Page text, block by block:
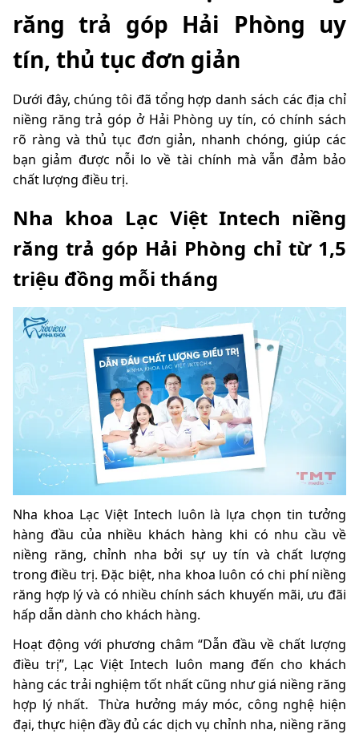
răng trả góp Hải Phòng uy
tín, thủ tục đơn giản
Dưới đây, chúng tôi đã tổng hợp danh sách các địa chỉ
niềng răng trả góp ở Hải Phòng uy tín, có chính sách
rõ ràng và thủ tục đơn giản, nhanh chóng, giúp các
bạn giảm được nỗi lo về tài chính mà vẫn đảm bảo
chất lượng điều trị.
Nha khoa Lạc Việt Intech niềng
răng trả góp Hải Phòng chỉ từ 1,5
triệu đồng mỗi tháng
Nha khoa Lạc Việt Intech luôn là lựa chọn tin tưởng
hàng đầu của nhiều khách hàng khi có nhu cầu về
niềng răng, chỉnh nha bởi sự uy tín và chất lượng
trong điều trị. Đặc biệt, nha khoa luôn có chi phí niềng
răng hợp lý và có nhiều chính sách khuyến mãi, ưu đãi
hấp dẫn dành cho khách hàng.
Hoạt động với phương châm “Dẫn đầu về chất lượng
điều trị”, Lạc Việt Intech luôn mang đến cho khách
hàng các trải nghiệm tốt nhất cũng như giá niềng răng
hợp lý nhất. Thừa hưởng máy móc, công nghệ hiện
đại, thực hiện đầy đủ các dịch vụ chỉnh nha, niềng răng